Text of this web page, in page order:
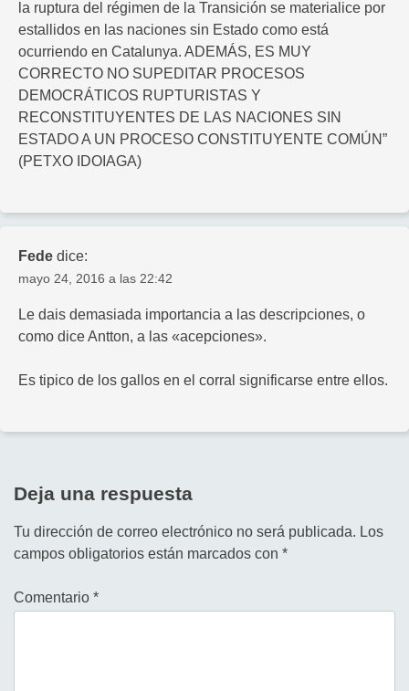
la ruptura del régimen de la Transición se materialice por
estallidos en las naciones sin Estado como está
ocurriendo en Catalunya. ADEMÁS, ES MUY
CORRECTO NO SUPEDITAR PROCESOS
DEMOCRÁTICOS RUPTURISTAS Y
RECONSTITUYENTES DE LAS NACIONES SIN
ESTADO A UN PROCESO CONSTITUYENTE COMÚN”
(PETXO IDOIAGA)
Fede dice:
mayo 24, 2016 a las 22:42
Le dais demasiada importancia a las descripciones, o
como dice Antton, a las «acepciones».
Es tipico de los gallos en el corral significarse entre ellos.
Deja una respuesta
Tu dirección de correo electrónico no será publicada. Los
campos obligatorios están marcados con *
Comentario *